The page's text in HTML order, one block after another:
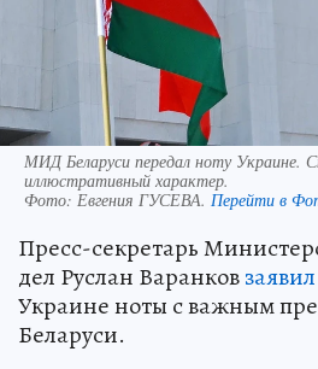
МИД Беларуси передал ноту Украине.
иллюстративный характер.
Фото: Евгения ГУСЕВА. Перейти в
Пресс-секретарь
дел Руслан Варанковзаявил
Украине ноты с важным
Беларуси.